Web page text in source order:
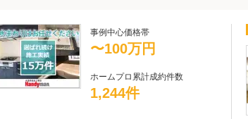
事例中心価格帯
〜100万円
ホームプロ累計成約件数
1,244件